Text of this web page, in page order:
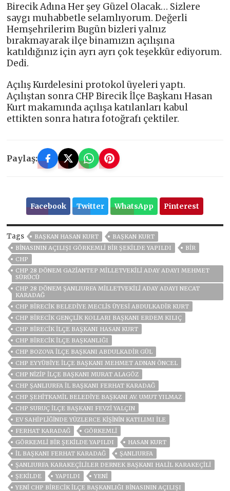
Birecik Adına Her şey Güzel Olacak… Sizlere
saygı muhabbetle selamlıyorum. Değerli
Hemşehrilerim Bugün bizleri yalnız
bırakmayarak ilçe binamızın açılışına
katıldığınız için ayrı ayrı çok teşekkür ediyorum.
Dedi.
Açılış Kurdelesini protokol üyeleri yaptı.
Açılıştan sonra CHP Birecik İlçe Başkanı Hasan
Kurt makamında açılışa katılanları kabul
ettikten sonra hatıra fotoğrafı çektiler.
Paylaş:
Facebook Twitter WhatsApp Pinterest
Tags BAŞKAN HASAN KURT
BAŞKAN KURT
BİNASININ AÇILIŞI GÖRKEMLİ BİR ŞEKİLDE YAPILDI
BIR
CHP
CHP 28 DÖNEM GAZIANTEP MILLETVEKILI ADAY ADAYI MEHMET
SÜRÜCÜ
CHP 28 DÖNEM ŞANLIURFA MILLETVEKILI ADAY ADAYI NECAT
KARADAĞ
CHP BIRECIK BELEDIYE MECLIS ÜYESI ABDULKADIR KURT
CHP BIRECIK GENÇLIK KOLLARI BAŞKANI ERDEM KILIÇ
CHP BIRECIK İLÇE BAŞKANI HASAN KURT
CHP BIRECIK İLÇE BAŞKANLIĞI
CHP BOZOVA İLÇE BAŞKANI ABDULKADIR GÜL
CHP EYYÜBIYE İLÇE BAŞKANI MEHMET ADNAN ÖNCEL
CHP NIZIP İLÇE BAŞKANI MURAT ALAGÖZ
CHP ŞANLIURFA İL BAŞKANI FERHAT KARADAĞ
CHP ŞEHITKAMIL BELEDIYE BAŞKANI AV. UMUT YILMAZ
CHP SURUÇ İLÇE BAŞKANI FEVZI YALÇIN
EV SAHIPLIĞINDE YÜZLERCE KIŞININ KATILIMI ILE
FERHAT KARADAĞ
GÖRKEMLİ
GÖRKEMLİ BİR ŞEKİLDE YAPILDI
HASAN KURT
İL BAŞKANI FERHAT KARADAĞ
ŞANLIURFA
ŞANLIURFA KARAKEÇILILER DERNEK BAŞKANI HALIL KARAKEÇILI
ŞEKILDE
YAPILDI
YENİ
YENİ CHP BİRECİK İLÇE BAŞKANLIĞI BİNASININ AÇILIŞI